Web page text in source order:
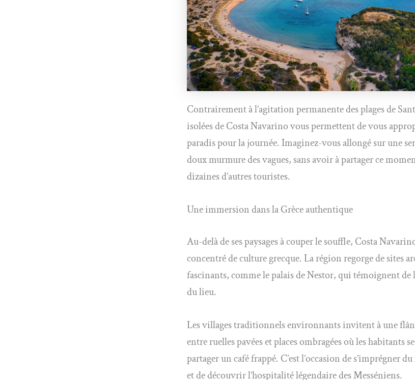
Contrairement à l’agitation permanente des plages de
isolées de Costa Navarino vous permettent de vous
paradis pour la journée. Imaginez-vous allongé sur une
doux murmure des vagues, sans avoir à partager ce
dizaines d’autres touristes.
Une immersion dans la Grèce authentique
Au-delà de ses paysages à couper le souffle, Costa
concentré de culture grecque. La région regorge de sites
fascinants, comme le palais de Nestor, qui témoignent de
du lieu.
Les villages traditionnels environnants invitent à une
entre ruelles pavées et places ombragées où les habitants
partager un café frappé. C’est l’occasion de s’imprégner
et de découvrir l’hospitalité légendaire des Messéniens.